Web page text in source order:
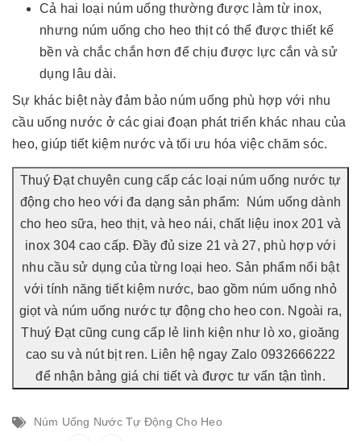
Cả hai loại núm uống thường được làm từ inox,
nhưng núm uống cho heo thịt có thể được thiết kế
bền và chắc chắn hơn để chịu được lực cắn và sử
dụng lâu dài.
Sự khác biệt này đảm bảo núm uống phù hợp với nhu
cầu uống nước ở các giai đoạn phát triển khác nhau của
heo, giúp tiết kiệm nước và tối ưu hóa việc chăm sóc.
Thuý Đạt chuyên cung cấp các loại núm uống nước tự
động cho heo với đa dạng sản phẩm: Núm uống dành
cho heo sữa, heo thịt, và heo nái, chất liệu inox 201 và
inox 304 cao cấp. Đầy đủ size 21 và 27, phù hợp với
nhu cầu sử dụng của từng loại heo. Sản phẩm nổi bật
với tính năng tiết kiệm nước, bao gồm núm uống nhỏ
giọt và núm uống nước tự động cho heo con. Ngoài ra,
Thuý Đạt cũng cung cấp lẻ linh kiện như lò xo, gioăng
cao su và nút bịt ren. Liên hệ ngay Zalo 0932666222
để nhận bảng giá chi tiết và được tư vấn tận tình.
Núm Uống Nước Tự Động Cho Heo